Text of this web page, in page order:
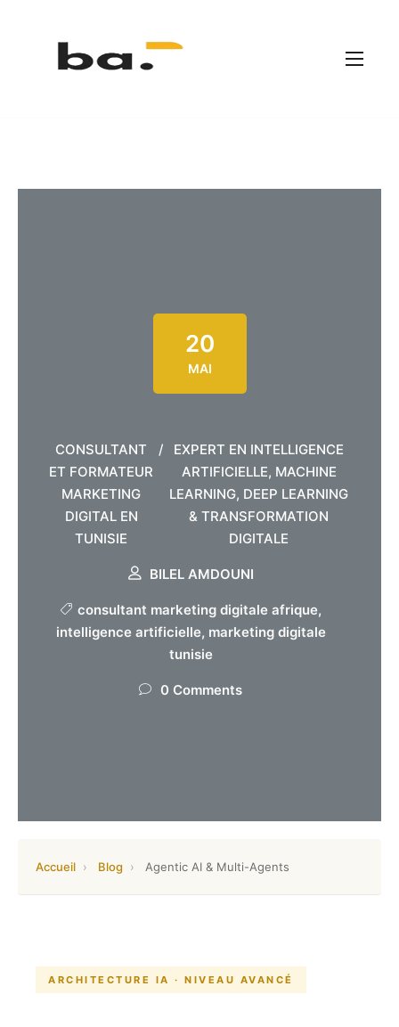
20
MAI
CONSULTANT
ET FORMATEUR
MARKETING
DIGITAL EN
TUNISIE
/
EXPERT EN INTELLIGENCE
ARTIFICIELLE, MACHINE
LEARNING, DEEP LEARNING
& TRANSFORMATION
DIGITALE
BILEL AMDOUNI
consultant marketing digitale afrique,
intelligence artificielle, marketing digitale
tunisie
0 Comments
Accueil › Blog › Agentic AI & Multi-Agents
ARCHITECTURE IA · NIVEAU AVANCÉ